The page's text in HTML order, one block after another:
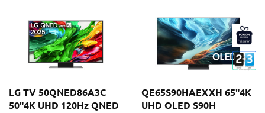
LG TV 50QNED86A3C
50"4K UHD 120Hz QNED
QE65S90HAEXXH 65"4K
UHD OLED S90H